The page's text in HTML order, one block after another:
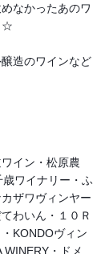
なかったあのワ
☆
造のワインなど
イン・松原農
ワイナリー・ふ
ザワヴィンヤー
わいん・１０Ｒ
KONDOヴィン
・ドメ